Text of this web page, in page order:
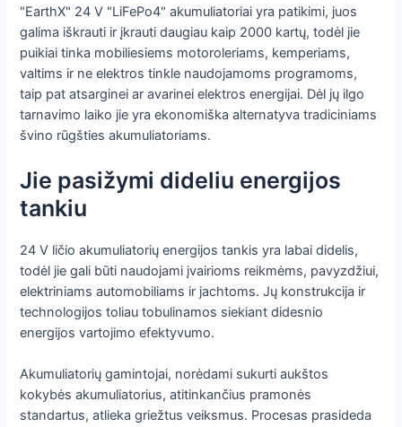
"EarthX" 24 V "LiFePo4" akumuliatoriai yra patikimi, juos
galima iškrauti ir įkrauti daugiau kaip 2000 kartų, todėl jie
puikiai tinka mobiliesiems motoroleriams, kemperiams,
valtims ir ne elektros tinkle naudojamoms programoms,
taip pat atsarginei ar avarinei elektros energijai. Dėl jų ilgo
tarnavimo laiko jie yra ekonomiška alternatyva tradiciniams
švino rūgšties akumuliatoriams.
Jie pasižymi dideliu energijos
tankiu
24 V ličio akumuliatorių energijos tankis yra labai didelis,
todėl jie gali būti naudojami įvairioms reikmėms, pavyzdžiui,
elektriniams automobiliams ir jachtoms. Jų konstrukcija ir
technologijos toliau tobulinamos siekiant didesnio
energijos vartojimo efektyvumo.
Akumuliatorių gamintojai, norėdami sukurti aukštos
kokybės akumuliatorius, atitinkančius pramonės
standartus, atlieka griežtus veiksmus. Procesas prasideda